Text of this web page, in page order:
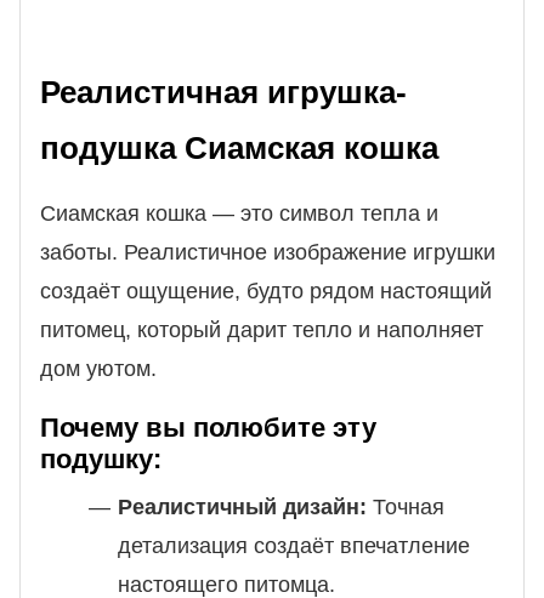
Реалистичная игрушка-
подушка Сиамская кошка
Сиамская кошка — это символ тепла и
заботы. Реалистичное изображение игрушки
создаёт ощущение, будто рядом настоящий
питомец, который дарит тепло и наполняет
дом уютом.
Почему вы полюбите эту
подушку:
Реалистичный дизайн: Точная
детализация создаёт впечатление
настоящего питомца.